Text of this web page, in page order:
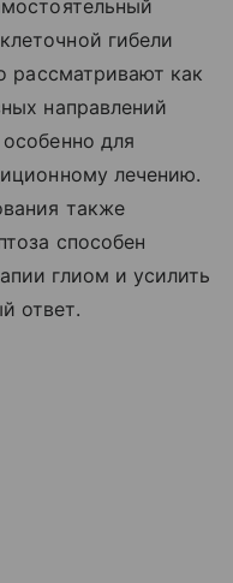
гибели
рассматривают как
направлений
для
лечению.
также
способен
глиом и усилить
ответ.